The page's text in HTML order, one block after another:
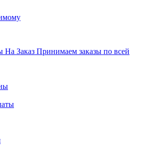
На Заказ Принимаем заказы по всей